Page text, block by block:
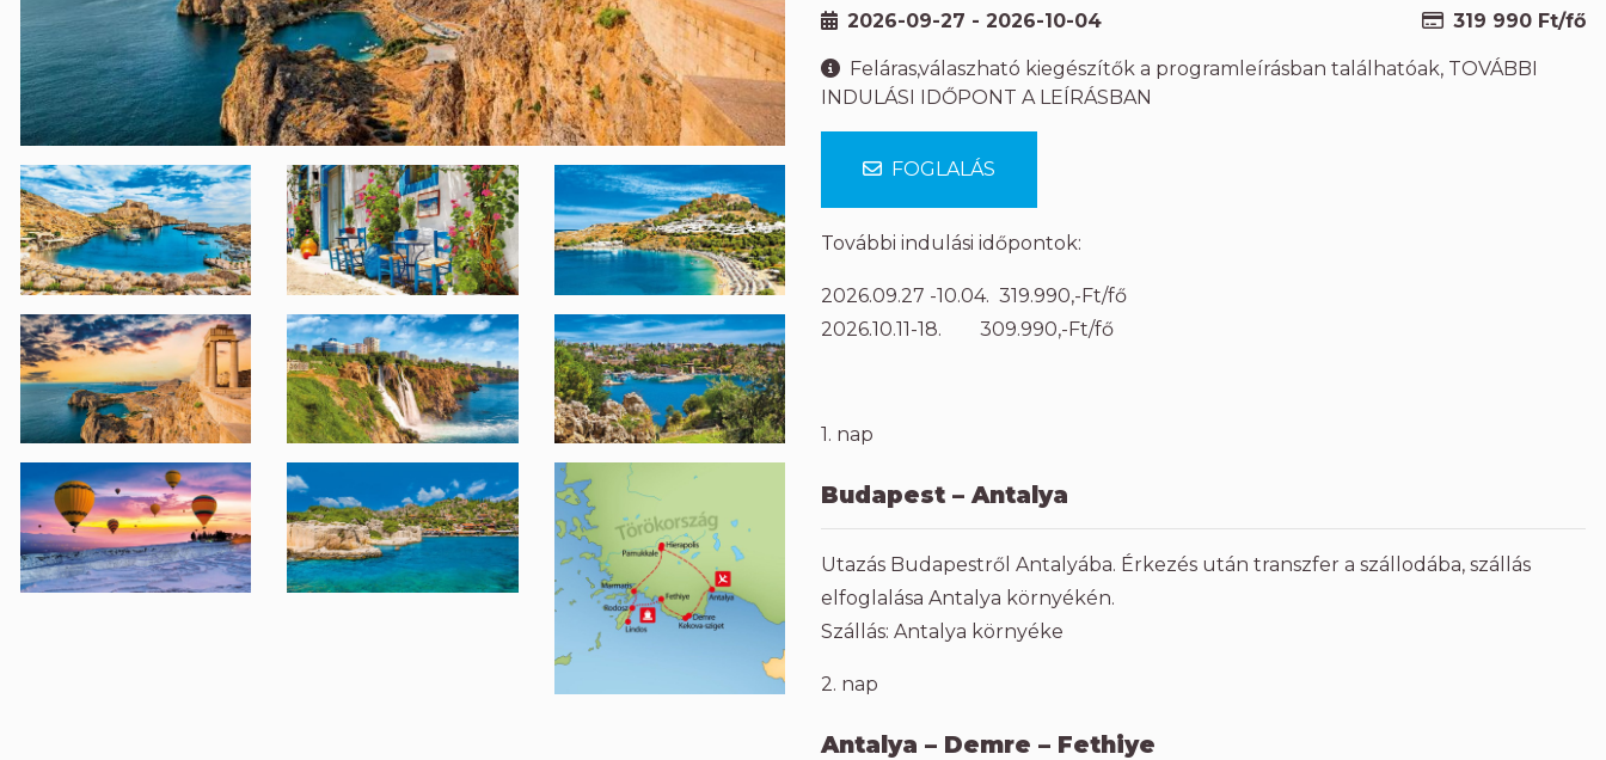
2026-09-27 - 2026-10-04 319 990 Ft/fő
Feláras,válaszható kiegészítők a programleírásban találhatóak, TOVÁBBI
INDULÁSI IDŐPONT A LEÍRÁSBAN
FOGLALÁS
További indulási időpontok:
2026.09.27 -10.04. 319.990,-Ft/fő
2026.10.11-18. 309.990,-Ft/fő
1. nap
Budapest – Antalya
Utazás Budapestről Antalyába. Érkezés után transzfer a szállodába, szállás
elfoglalása Antalya környékén.
Szállás: Antalya környéke
2. nap
Antalya – Demre – Fethiye